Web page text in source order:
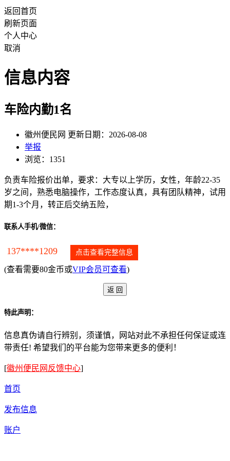
返回首页
刷新页面
个人中心
取消
信息内容
车险内勤1名
徽州便民网 更新日期：2026-08-08
举报
浏览：1351
负责车险报价出单，要求：大专以上学历，女性，年龄22-35
岁之间，熟悉电脑操作，工作态度认真，具有团队精神，试用
期1-3个月，转正后交纳五险，
联系人手机/微信：
137****1209 点击查看完整信息
(查看需要80金币或VIP会员可查看)
特此声明：
信息真伪请自行辨别，须谨慎，网站对此不承担任何保证或连
带责任! 希望我们的平台能为您带来更多的便利！
[徽州便民网反馈中心]
首页
发布信息
账户